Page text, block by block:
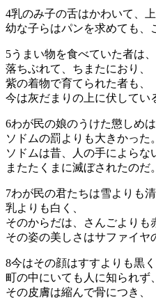
4乳のみ子の舌はかわいて、
幼な子らはパンを求めても、
5うまい物を食べていた者は、
落ちぶれて、ちまたにおり、
紫の着物で育てられた者も、
今は灰だまりの上に伏してい
6わが民の娘のうけた懲しめは
ソドムの罰よりも大きかった。
ソドムは昔、人の手によらな
またたくまに滅ぼされたのだ。
7わが民の君たちは雪よりも清
乳よりも白く、
そのからだは、さんごよりも
その姿の美しさはサファイヤ
8今はその顔はすすよりも黒く
町の中にいても人に知られず、
その皮膚は縮んで骨につき、